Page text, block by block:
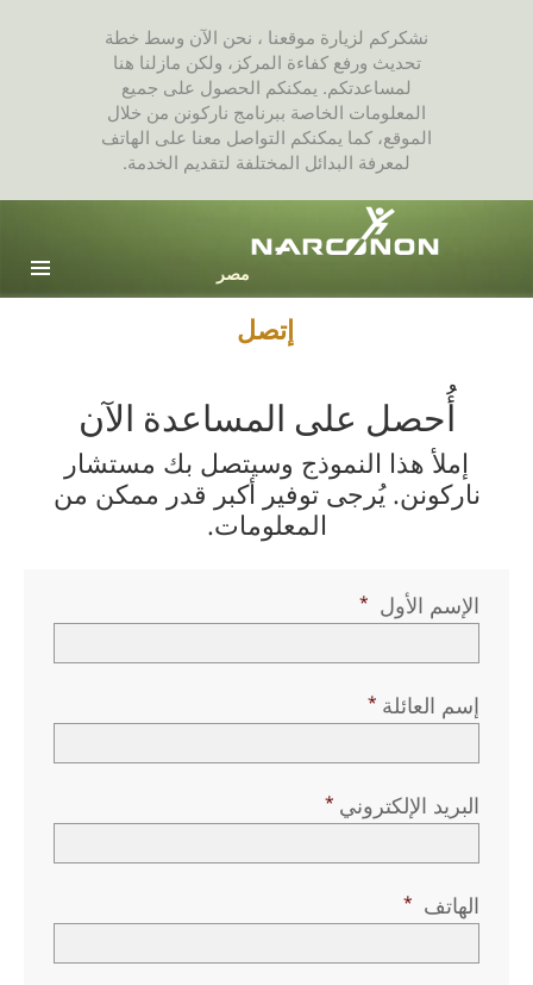
نشكركم لزيارة موقعنا ، نحن الآن وسط خطة
تحديث ورفع كفاءة المركز، ولكن مازلنا هنا
لمساعدتكم. يمكنكم الحصول على جميع
المعلومات الخاصة ببرنامج ناركونن من خلال
الموقع، كما يمكنكم التواصل معنا على الهاتف
لمعرفة البدائل المختلفة لتقديم الخدمة.
إتصل
أُحصل على المساعدة الآن
إملأ هذا النموذج وسيتصل بك مستشار
ناركونن. يُرجى توفير أكبر قدر ممكن من
المعلومات.
الإسم الأول
إسم العائلة
البريد الإلكتروني
الهاتف